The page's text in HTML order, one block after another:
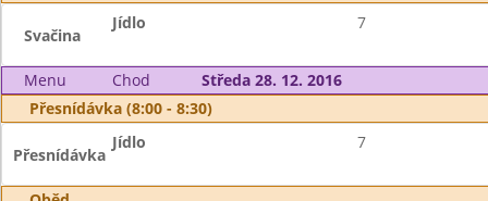
Svačina
Jídlo 7
Menu Chod
Středa 28. 12. 2016
Přesnídávka (8:00 - 8:30)
Přesnídávka
Jídlo 7